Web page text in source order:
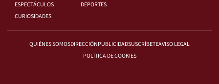
ESPECTÁCULOS
DEPORTES
CURIOSIDADES
QUIÉNES SOMOSDIRECCIÓNPUBLICIDADSUSCRÍBETEAVISO LEGAL
POLÍTICA DE COOKIES